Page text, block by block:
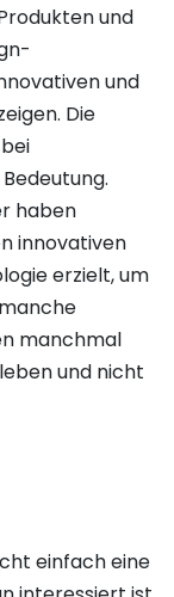
und
und
Die
haben
innovativen
erzielt, um
manchmal
und nicht
einfach eine